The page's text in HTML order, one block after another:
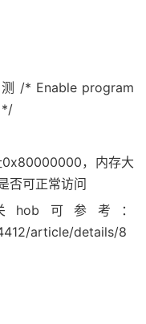
copro. traps
(
/* Enable program
*/
0x80000000，内存大
否可正常访问
hob可参考：
article/details/8